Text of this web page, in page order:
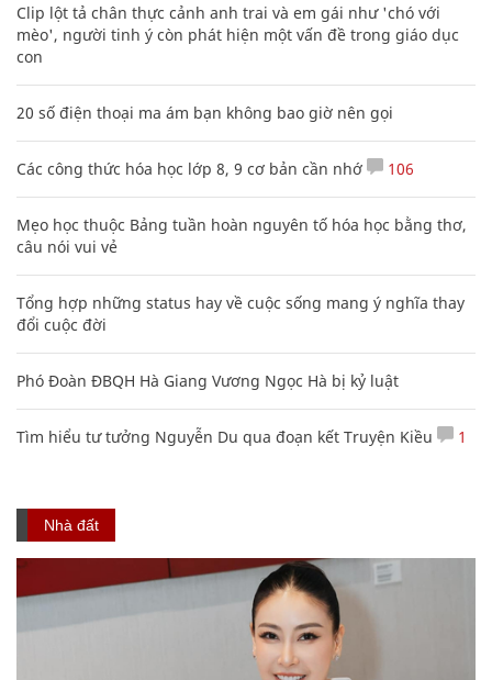
Clip lột tả chân thực cảnh anh trai và em gái như 'chó với
mèo', người tinh ý còn phát hiện một vấn đề trong giáo dục
con
20 số điện thoại ma ám bạn không bao giờ nên gọi
Các công thức hóa học lớp 8, 9 cơ bản cần nhớ 106
Mẹo học thuộc Bảng tuần hoàn nguyên tố hóa học bằng thơ,
câu nói vui vẻ
Tổng hợp những status hay về cuộc sống mang ý nghĩa thay
đổi cuộc đời
Phó Đoàn ĐBQH Hà Giang Vương Ngọc Hà bị kỷ luật
Tìm hiểu tư tưởng Nguyễn Du qua đoạn kết Truyện Kiều 1
Nhà đất